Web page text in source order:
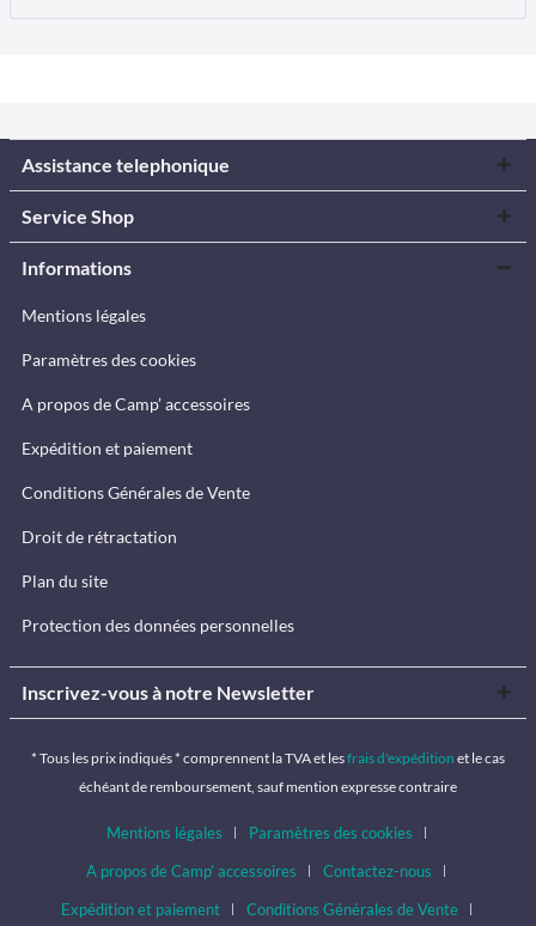
Assistance telephonique
Service Shop
Informations
Mentions légales
Paramètres des cookies
A propos de Camp’ accessoires
Expédition et paiement
Conditions Générales de Vente
Droit de rétractation
Plan du site
Protection des données personnelles
Inscrivez-vous à notre Newsletter
* Tous les prix indiqués * comprennent la TVA et lesfrais d'expédition et le cas
échéant de remboursement, sauf mention expresse contraire
Mentions légales
Paramètres des cookies
A propos de Camp’ accessoires
Contactez-nous
Expédition et paiement
Conditions Générales de Vente